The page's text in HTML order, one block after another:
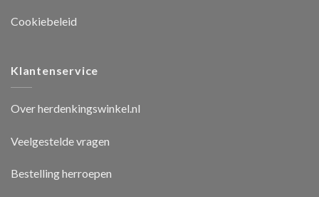
Cookiebeleid
Klantenservice
Over herdenkingswinkel.nl
Veelgestelde vragen
Bestelling herroepen